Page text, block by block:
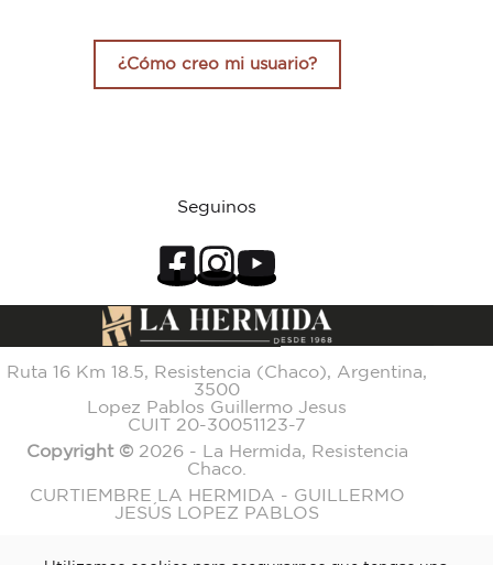
¿Cómo creo mi usuario?
Seguinos
Ruta 16 Km 18.5, Resistencia (Chaco), Argentina,
3500
Lopez Pablos Guillermo Jesus
CUIT 20-30051123-7
Copyright ©2026 - La Hermida, Resistencia
Chaco.
CURTIEMBRE LA HERMIDA - GUILLERMO
JESÚS LOPEZ PABLOS